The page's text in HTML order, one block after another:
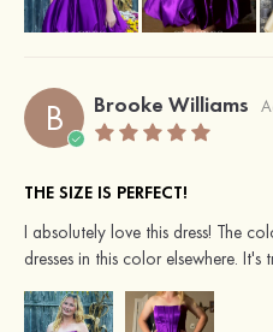
B Brooke Williams
THE SIZE IS PERFECT!
I absolutely love this dress! The
dresses in this color elsewhere.